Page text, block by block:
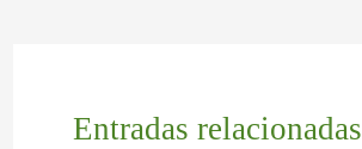
Entradas relacionadas